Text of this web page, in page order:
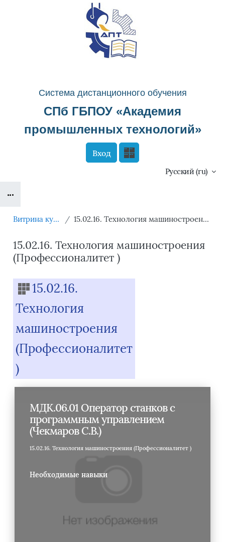
Перейти к основному содержанию
Система дистанционного обучения
СПб ГБПОУ «Академия
промышленных технологий»
Вход
Русский ‎(ru)‎
Витрина курсов 3KL 15.02.16. Технология машиностроения (Профессионалитет )
15.02.16. Технология машиностроения
(Профессионалитет )
Блоки
15.02.16.
Технология
машиностроения
(Профессионалитет
)
МДК.06.01 Оператор станков с
программным управлением
(Чекмаров С.В.)
15.02.16. Технология машиностроения (Профессионалитет )
Необходимые навыки